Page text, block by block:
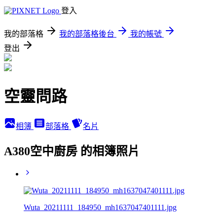
登入
我的部落格 我的部落格後台
我的帳號
登出
空靈問路
相簿 部落格 名片
A380空中廚房 的相簿照片
Wuta_20211111_184950_mh1637047401111.jpg